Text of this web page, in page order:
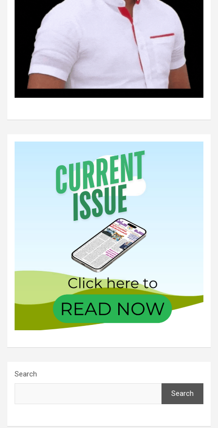
Search
Search